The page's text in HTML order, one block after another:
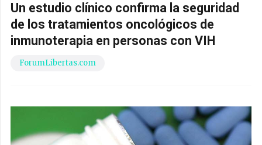
Un estudio clínico confirma la seguridad
de los tratamientos oncológicos de
inmunoterapia en personas con VIH
ForumLibertas.com